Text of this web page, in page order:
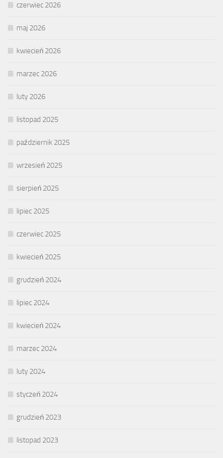
czerwiec 2026
maj 2026
kwiecień 2026
marzec 2026
luty 2026
listopad 2025
październik 2025
wrzesień 2025
sierpień 2025
lipiec 2025
czerwiec 2025
kwiecień 2025
grudzień 2024
lipiec 2024
kwiecień 2024
marzec 2024
luty 2024
styczeń 2024
grudzień 2023
listopad 2023